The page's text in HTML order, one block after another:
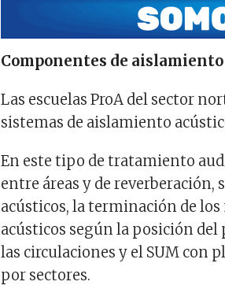
Componentes de aislamiento
Las escuelas ProA del sector
sistemas de aislamiento
En este tipo de tratamiento
entre áreas y de reverberación,
acústicos, la terminación de
acústicos según la posición
las circulaciones y el SUM con
por sectores.